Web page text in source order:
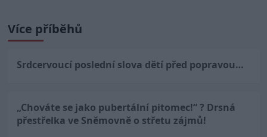
Více příběhů
Srdcervoucí poslední slova dětí před popravou…
„Chováte se jako pubertální pitomec!“ ? Drsná
přestřelka ve Sněmovně o střetu zájmů!